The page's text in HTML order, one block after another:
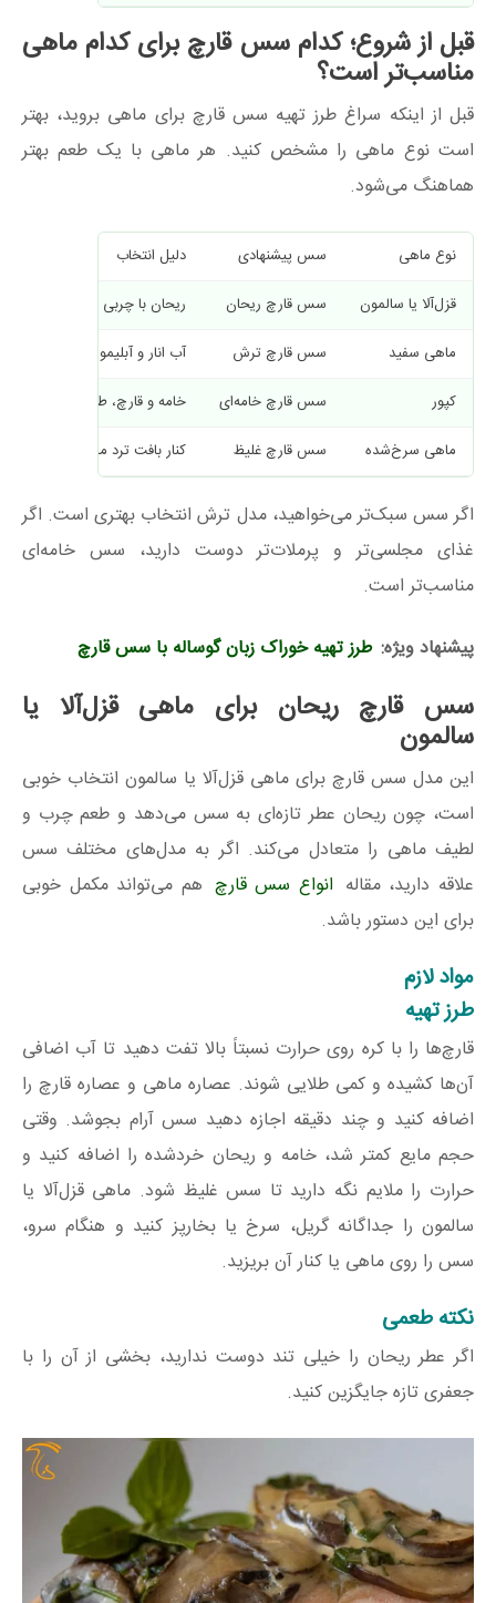
قبل از شروع؛ کدام سس قارچ برای کدام ماهی
مناسب‌تر است؟
قبل از اینکه سراغ طرز تهیه سس قارچ برای ماهی بروید، بهتر
است نوع ماهی را مشخص کنید. هر ماهی با یک طعم بهتر
هماهنگ می‌شود.
نوع ماهی سس پیشنهادی
دلیل انتخاب
قزل‌آلا یا سالمون
سس قارچ ریحان
ریحان با چربی طبیعی این
ماهی سفید
سس قارچ ترش
آب انار و آبلیمو طعم لطیف
کپور
سس قارچ خامه‌ای
خامه و قارچ، طعم قوی‌تر کپور
ماهی سرخ‌شده
سس قارچ غلیظ کنار بافت ترد ماهی بهتر
اگر سس سبک‌تر می‌خواهید، مدل ترش انتخاب بهتری است. اگر
غذای مجلسی‌تر و پرملات‌تر دوست دارید، سس خامه‌ای
مناسب‌تر است.
پیشنهاد ویژه: طرز تهیه خوراک زبان گوساله با سس قارچ
سس قارچ ریحان برای ماهی قزل‌آلا یا
سالمون
این مدل سس قارچ برای ماهی قزل‌آلا یا سالمون انتخاب خوبی
است، چون ریحان عطر تازه‌ای به سس می‌دهد و طعم چرب و
لطیف ماهی را متعادل می‌کند. اگر به مدل‌های مختلف سس
علاقه دارید، مقاله انواع سس قارچ هم می‌تواند مکمل خوبی
برای این دستور باشد.
مواد لازم
طرز تهیه
قارچ‌ها را با کره روی حرارت نسبتاً بالا تفت دهید تا آب اضافی
آن‌ها کشیده و کمی طلایی شوند. عصاره ماهی و عصاره قارچ را
اضافه کنید و چند دقیقه اجازه دهید سس آرام بجوشد. وقتی
حجم مایع کمتر شد، خامه و ریحان خردشده را اضافه کنید و
حرارت را ملایم نگه دارید تا سس غلیظ شود. ماهی قزل‌آلا یا
سالمون را جداگانه گریل، سرخ یا بخارپز کنید و هنگام سرو،
سس را روی ماهی یا کنار آن بریزید.
نکته طعمی
اگر عطر ریحان را خیلی تند دوست ندارید، بخشی از آن را با
جعفری تازه جایگزین کنید.